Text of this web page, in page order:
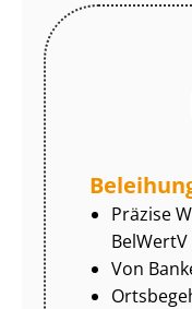
Präzise
BelWertV
Von